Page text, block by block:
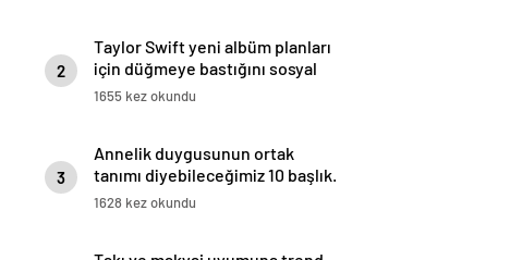
2
Taylor Swift yeni albüm planları
için düğmeye bastığını sosyal
medyadan duyurdu!
1655 kez okundu
3
Annelik duygusunun ortak
tanımı diyebileceğimiz 10 başlık.
1628 kez okundu